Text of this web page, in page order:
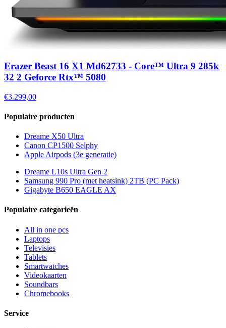
Erazer Beast 16 X1 Md62733 - Core™ Ultra 9 285k
32 2 Geforce Rtx™ 5080
€3.299,00
Populaire producten
Dreame X50 Ultra
Canon CP1500 Selphy
Apple Airpods (3e generatie)
Dreame L10s Ultra Gen 2
Samsung 990 Pro (met heatsink) 2TB (PC Pack)
Gigabyte B650 EAGLE AX
Populaire categorieën
All in one pcs
Laptops
Televisies
Tablets
Smartwatches
Videokaarten
Soundbars
Chromebooks
Service